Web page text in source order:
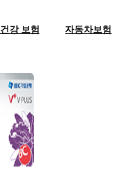
건강 보험 자동차보험